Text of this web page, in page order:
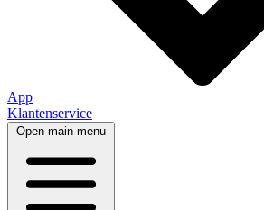
App
Klantenservice
Open main menu